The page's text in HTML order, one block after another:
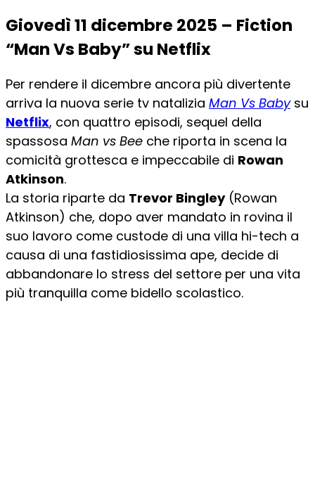
Giovedì 11 dicembre 2025 – Fiction
“Man Vs Baby” su Netflix
Per rendere il dicembre ancora più divertente
arriva la nuova serie tv natalizia Man Vs Babysu
Netflix, con quattro episodi, sequel della
spassosa Man vs Bee che riporta in scena la
comicità grottesca e impeccabile di Rowan
Atkinson.
La storia riparte da Trevor Bingley(Rowan
Atkinson) che, dopo aver mandato in rovina il
suo lavoro come custode di una villa hi-tech a
causa di una fastidiosissima ape, decide di
abbandonare lo stress del settore per una vita
più tranquilla come bidello scolastico.